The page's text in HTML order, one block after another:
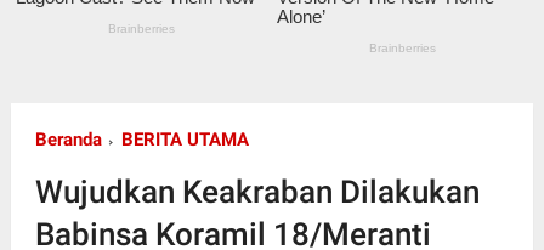
Beranda BERITA UTAMA
Wujudkan Keakraban Dilakukan
Babinsa Koramil 18/Meranti